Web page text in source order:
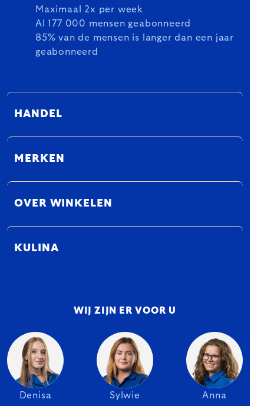
Maximaal 2x per week
Al 177 000 mensen geabonneerd
85% van de mensen is langer dan een jaar
geabonneerd
HANDEL
MERKEN
OVER WINKELEN
KULINA
WIJ ZIJN ER VOOR U
Denisa Sylwie Anna